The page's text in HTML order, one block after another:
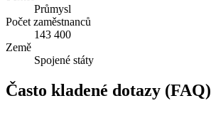
Průmysl
Počet zaměstnanců
143 400
Země
Spojené státy
Často kladené dotazy (FAQ)